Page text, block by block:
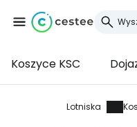
Koszyce KSC
Lotniska
Zaloguj
Cestee